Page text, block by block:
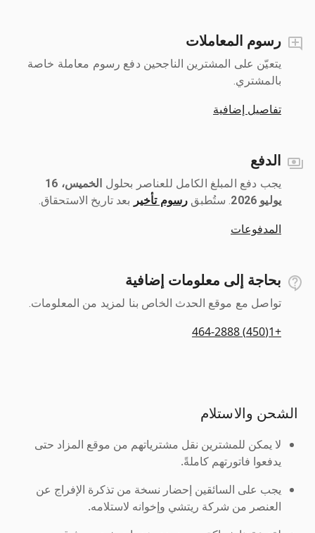
رسوم المعاملات
يتعيّن على المشترين الناجحين دفع رسوم معاملة خاصة
بالمشتري.
تفاصيل إضافية
الدفع
يجب دفع المبلغ الكامل للعناصر بحلول ‎
الخميس، 16
يوليو 2026
رسوم تأخير بعد تاريخ الاستحقاق.
المدفوعات
بحاجة إلى معلومات إضافية
تواصل مع موقع الحدث الخاص بنا لمزيد من المعلومات.
+1(450) 464-2888
الشحن والاستلام
لا يمكن للمشترين نقل مشترياتهم من موقع المزاد حتى
يدفعوا فاتورتهم كاملةً.
يجب على السائقين إحضار نسخة من تذكرة الإفراج عن
العنصر من شركة ريتشي وإخوانه لاستلامه.